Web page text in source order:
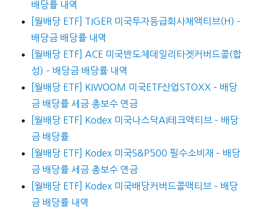
배당률 내역
[월배당 ETF] TIGER 미국투자등급회사채액티브(H) –
배당금 배당률 내역
[월배당 ETF] ACE 미국반도체데일리타겟커버드콜(합
성) – 배당금 배당률 내역
[월배당 ETF] KIWOOM 미국ETF산업STOXX – 배당
금 배당률 세금 총보수 연금
[월배당 ETF] Kodex 미국나스닥AI테크액티브 – 배당
금 배당률
[월배당 ETF] Kodex 미국S&P500 필수소비재 – 배당
금 배당률 세금 총보수 연금
[월배당 ETF] Kodex 미국배당커버드콜액티브 – 배당
금 배당률 내역